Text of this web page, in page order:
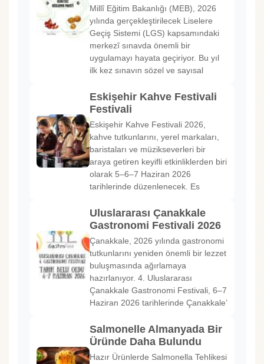
Millî Eğitim Bakanlığı (MEB), 2026
yılında gerçekleştirilecek Liselere
Geçiş Sistemi (LGS) kapsamındaki
merkezî sınavda önemli bir
uygulamayı hayata geçiriyor. Bu yıl
ilk kez sınavın sözel ve sayısal
Eskişehir Kahve Festivali
Festivali
Eskişehir Kahve Festivali 2026,
kahve tutkunlarını, yerel markaları,
baristaları ve müzikseverleri bir
araya getiren keyifli etkinliklerden biri
olarak 5–6–7 Haziran 2026
tarihlerinde düzenlenecek. Es
Uluslararası Çanakkale
Gastronomi Festivali 2026
Çanakkale, 2026 yılında gastronomi
tutkunlarını yeniden önemli bir lezzet
buluşmasında ağırlamaya
hazırlanıyor. 4. Uluslararası
Çanakkale Gastronomi Festivali, 6–7
Haziran 2026 tarihlerinde Çanakkale’
Salmonelle Almanyada Bir
Üründe Daha Bulundu
Hazır Ürünlerde Salmonella Tehlikesi